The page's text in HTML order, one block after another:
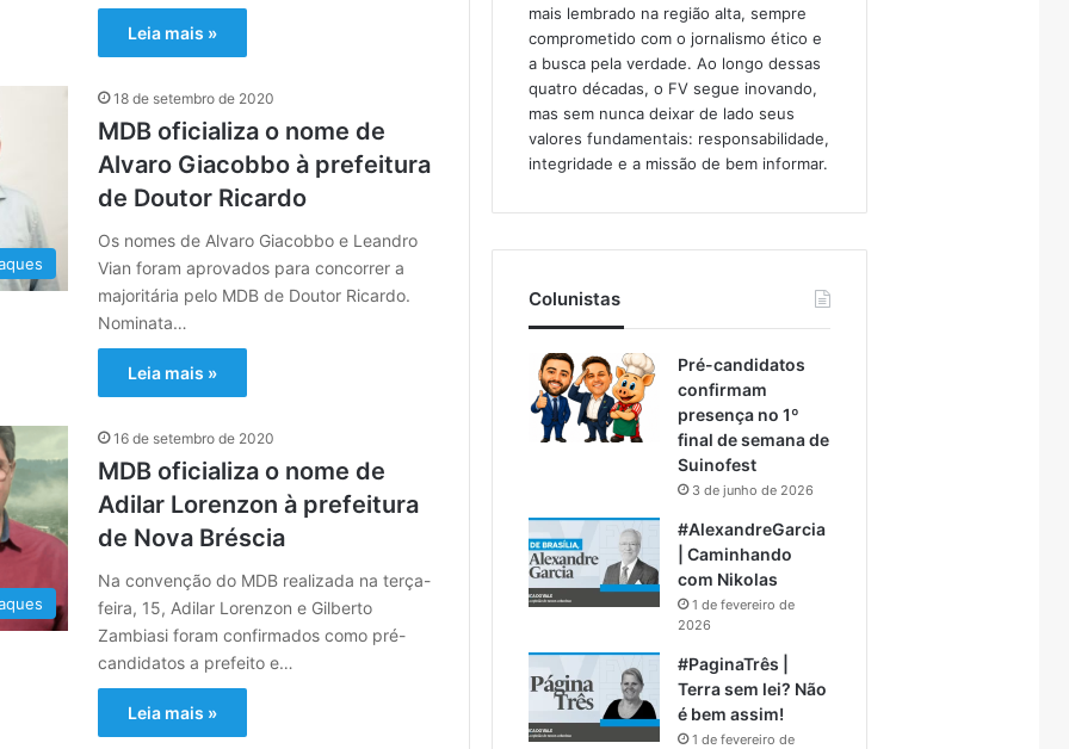
Leia mais »
18 de setembro de 2020
MDB oficializa o nome de
Alvaro Giacobbo à prefeitura
de Doutor Ricardo
Os nomes de Alvaro Giacobbo e Leandro
Vian foram aprovados para concorrer a
majoritária pelo MDB de Doutor Ricardo.
Nominata…
Leia mais »
16 de setembro de 2020
MDB oficializa o nome de
Adilar Lorenzon à prefeitura
de Nova Bréscia
Na convenção do MDB realizada na terça-
feira, 15, Adilar Lorenzon e Gilberto
Zambiasi foram confirmados como pré-
candidatos a prefeito e…
Leia mais »
mais lembrado na região alta, sempre
comprometido com o jornalismo ético e
a busca pela verdade. Ao longo dessas
quatro décadas, o FV segue inovando,
mas sem nunca deixar de lado seus
valores fundamentais: responsabilidade,
integridade e a missão de bem informar.​
Colunistas
Pré-candidatos
confirmam
presença no 1º
final de semana de
Suinofest
3 de junho de 2026
#AlexandreGarcia
| Caminhando
com Nikolas
1 de fevereiro de
2026
#PaginaTrês |
Terra sem lei? Não
é bem assim!
1 de fevereiro de